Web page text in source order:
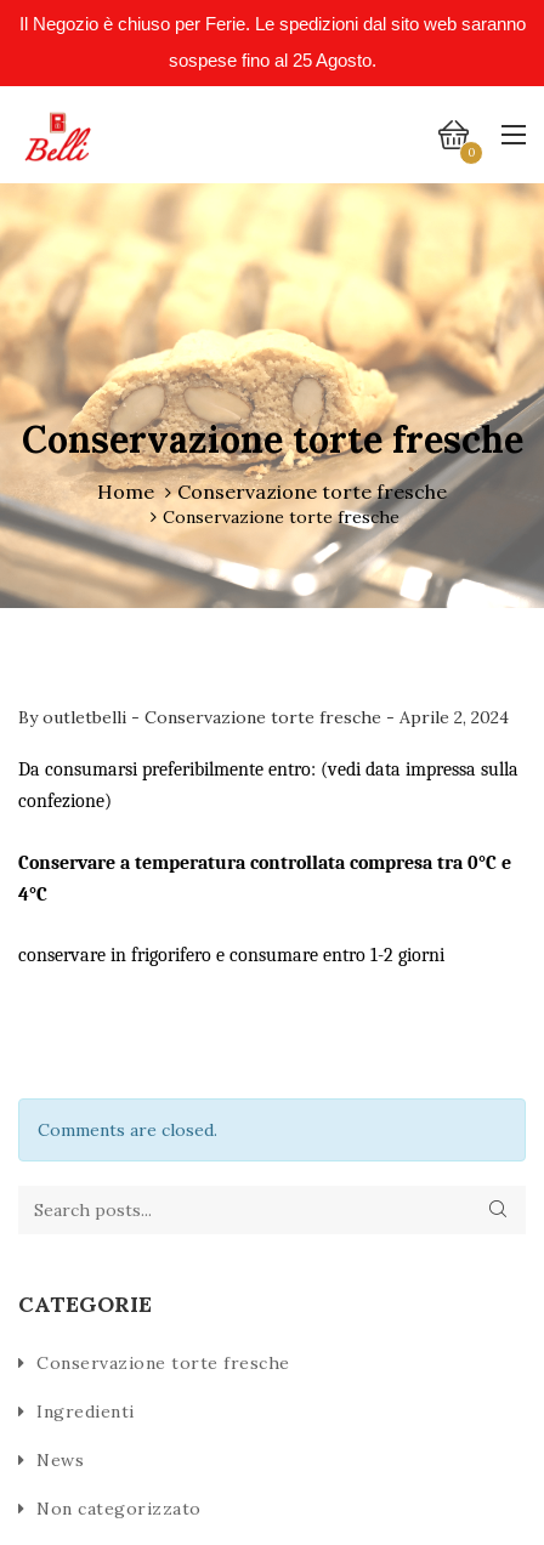
Il Negozio è chiuso per Ferie. Le spedizioni dal sito web saranno
sospese fino al 25 Agosto.
0
Conservazione torte fresche
Home Conservazione torte fresche
Conservazione torte fresche
Byoutletbelli - Conservazione torte fresche - Aprile 2, 2024
Da consumarsi preferibilmente entro: (vedi data impressa sulla
confezione)
Conservare a temperatura controllata compresa tra 0°C e
4°C
conservare in frigorifero e consumare entro 1-2 giorni
Comments are closed.
CATEGORIE
Conservazione torte fresche
Ingredienti
News
Non categorizzato